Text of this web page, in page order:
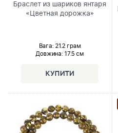
Браслет из шариков янтаря
«Цветная дорожка»
Вага: 21.2 грам
Довжина: 17.5 см